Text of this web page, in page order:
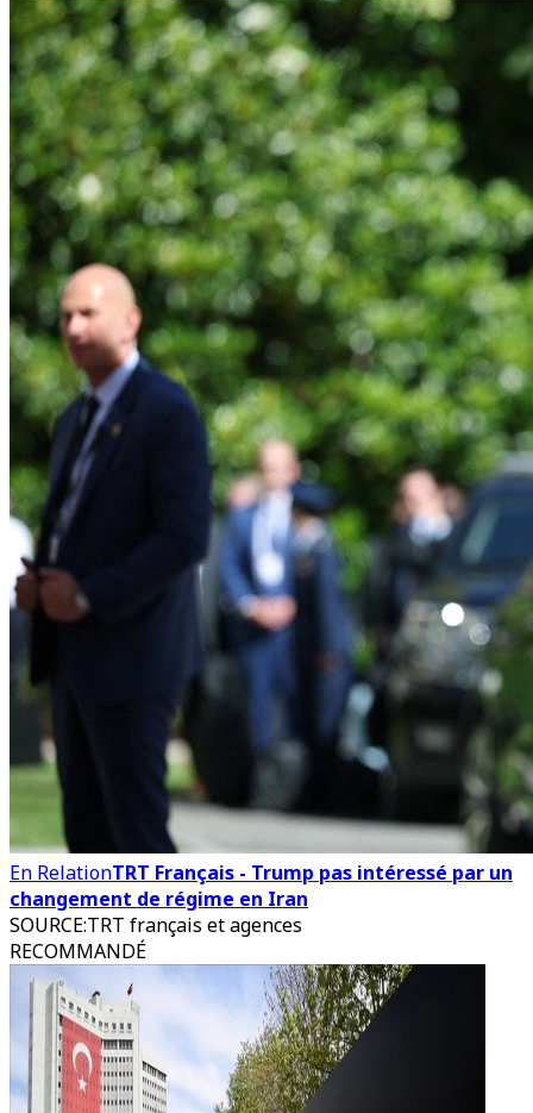
En RelationTRT Français - Trump pas intéressé par un
changement de régime en Iran
SOURCE:TRT français et agences
RECOMMANDÉ